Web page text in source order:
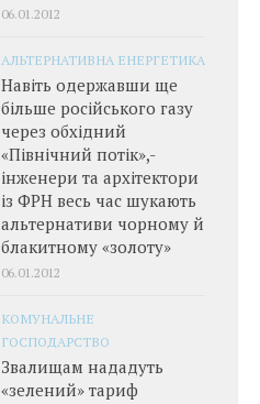
06.01.2012
АЛЬТЕРНАТИВНА ЕНЕРГЕТИКА
Навіть одержавши ще
більше російського газу
через обхідний
«Північний потік»,­
інженери та архітектори
із ФРН весь час шукають
альтернативи чорному й
блакитному «золоту»
06.01.2012
КОМУНАЛЬНЕ
ГОСПОДАРСТВО
Звалищам нададуть
«зелений» тариф